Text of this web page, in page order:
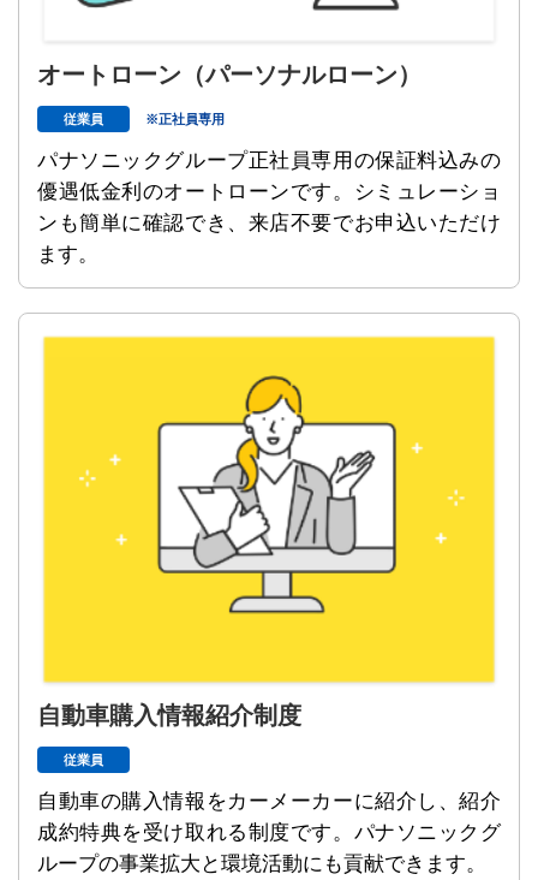
オートローン （パーソナルローン）
従業員 ※正社員専用
パナソニックグループ正社員専用の保証料込みの
優遇低金利のオートローンです。シミュレーショ
ンも簡単に確認でき、来店不要でお申込いただけ
ます。
自動車購入情報紹介制度
従業員
自動車の購入情報をカーメーカーに紹介し、紹介
成約特典を受け取れる制度です。パナソニックグ
ループの事業拡大と環境活動にも貢献できます。